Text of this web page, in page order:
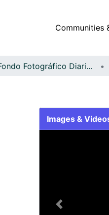
Communities
Fondo Fotográfico Diario Occidente
Images &
Previous